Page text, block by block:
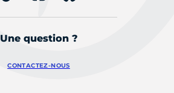
Une question ?
CONTACTEZ-NOUS